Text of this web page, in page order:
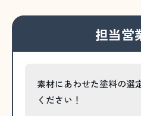
担当営
素材にあわせた塗料の選
ください！